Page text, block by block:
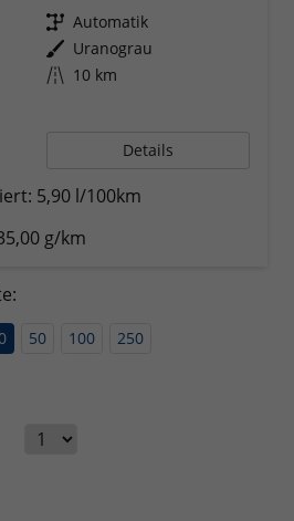
Getriebe Automatik
Außenfarbe Uranograu
Kilometerstand 10 km
Details
5,90 l/100km
g/km
50 100 250